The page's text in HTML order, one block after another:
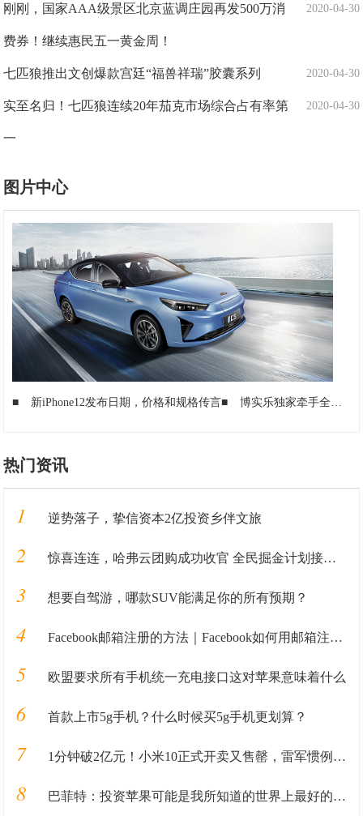
2020-04-30
刚刚，国家AAA级景区北京蓝调庄园再发500万消
费券！继续惠民五一黄金周！
2020-04-30
七匹狼推出文创爆款宫廷“福兽祥瑞”胶囊系列
2020-04-30
实至名归！七匹狼连续20年茄克市场综合占有率第
一
图片中心
■ 新iPhone12发布日期，价格和规格传言■ 博实乐独家牵手全球顶级大赛SPBCN 网络赛重磅开启
热门资讯
1 逆势落子，挚信资本2亿投资乡伴文旅
2 惊喜连连，哈弗云团购成功收官 全民掘金计划接踵而至
3 想要自驾游，哪款SUV能满足你的所有预期？
4 Facebook邮箱注册的方法｜Facebook如何用邮箱注册的教程全解析
5 欧盟要求所有手机统一充电接口这对苹果意味着什么
6 首款上市5g手机？什么时候买5g手机更划算？
7 1分钟破2亿元！小米10正式开卖又售罄，雷军惯例被质疑“耍猴”
8 巴菲特：投资苹果可能是我所知道的世界上最好的生意